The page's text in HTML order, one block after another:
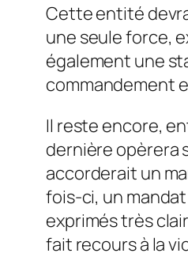
Cette entité
une seule force,
également une
commandement
Il reste encore,
dernière opèrera
accorderait un
fois-ci, un
exprimés très
fait recours à la